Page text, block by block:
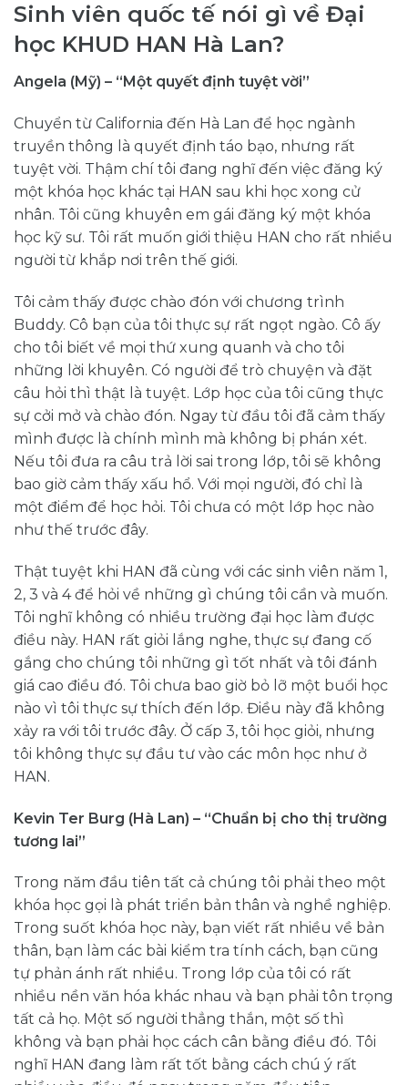
Sinh viên quốc tế nói gì về Đại
học KHUD HAN Hà Lan?
Angela (Mỹ) – “Một quyết định tuyệt vời”
Chuyển từ California đến Hà Lan để học ngành
truyền thông là quyết định táo bạo, nhưng rất
tuyệt vời. Thậm chí tôi đang nghĩ đến việc đăng ký
một khóa học khác tại HAN sau khi học xong cử
nhân. Tôi cũng khuyên em gái đăng ký một khóa
học kỹ sư. Tôi rất muốn giới thiệu HAN cho rất nhiều
người từ khắp nơi trên thế giới.
Tôi cảm thấy được chào đón với chương trình
Buddy. Cô bạn của tôi thực sự rất ngọt ngào. Cô ấy
cho tôi biết về mọi thứ xung quanh và cho tôi
những lời khuyên. Có người để trò chuyện và đặt
câu hỏi thì thật là tuyệt. Lớp học của tôi cũng thực
sự cởi mở và chào đón. Ngay từ đầu tôi đã cảm thấy
mình được là chính mình mà không bị phán xét.
Nếu tôi đưa ra câu trả lời sai trong lớp, tôi sẽ không
bao giờ cảm thấy xấu hổ. Với mọi người, đó chỉ là
một điểm để học hỏi. Tôi chưa có một lớp học nào
như thế trước đây.
Thật tuyệt khi HAN đã cùng với các sinh viên năm 1,
2, 3 và 4 để hỏi về những gì chúng tôi cần và muốn.
Tôi nghĩ không có nhiều trường đại học làm được
điều này. HAN rất giỏi lắng nghe, thực sự đang cố
gắng cho chúng tôi những gì tốt nhất và tôi đánh
giá cao điều đó. Tôi chưa bao giờ bỏ lỡ một buổi học
nào vì tôi thực sự thích đến lớp. Điều này đã không
xảy ra với tôi trước đây. Ở cấp 3, tôi học giỏi, nhưng
tôi không thực sự đầu tư vào các môn học như ở
HAN.
Kevin Ter Burg (Hà Lan) – “Chuẩn bị cho thị trường
tương lai”
Trong năm đầu tiên tất cả chúng tôi phải theo một
khóa học gọi là phát triển bản thân và nghề nghiệp.
Trong suốt khóa học này, bạn viết rất nhiều về bản
thân, bạn làm các bài kiểm tra tính cách, bạn cũng
tự phản ánh rất nhiều. Trong lớp của tôi có rất
nhiều nền văn hóa khác nhau và bạn phải tôn trọng
tất cả họ. Một số người thẳng thắn, một số thì
không và bạn phải học cách cân bằng điều đó. Tôi
nghĩ HAN đang làm rất tốt bằng cách chú ý rất